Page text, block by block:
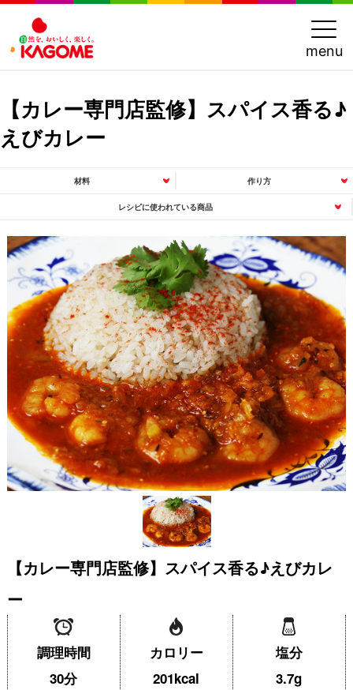
menu
【カレー専門店監修】スパイス香る♪
えびカレー
材料 作り方
レシピに使われている商品
【カレー専門店監修】スパイス香る♪えびカレ
ー
調理時間
30分
カロリー
201kcal
塩分
3.7g